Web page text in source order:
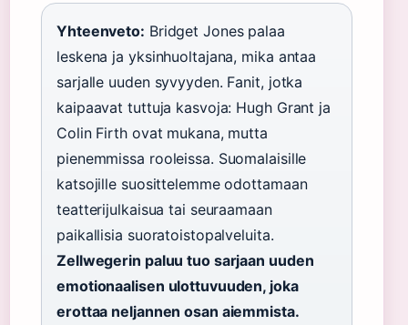
Yhteenveto: Bridget Jones palaa
leskena ja yksinhuoltajana, mika antaa
sarjalle uuden syvyyden. Fanit, jotka
kaipaavat tuttuja kasvoja: Hugh Grant ja
Colin Firth ovat mukana, mutta
pienemmissa rooleissa. Suomalaisille
katsojille suosittelemme odottamaan
teatterijulkaisua tai seuraamaan
paikallisia suoratoistopalveluita.
Zellwegerin paluu tuo sarjaan uuden
emotionaalisen ulottuvuuden, joka
erottaa neljannen osan aiemmista.